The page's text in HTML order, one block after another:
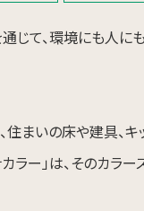
通じて、環境にも人
住まいの床や建具、
カラー」は、そのカ